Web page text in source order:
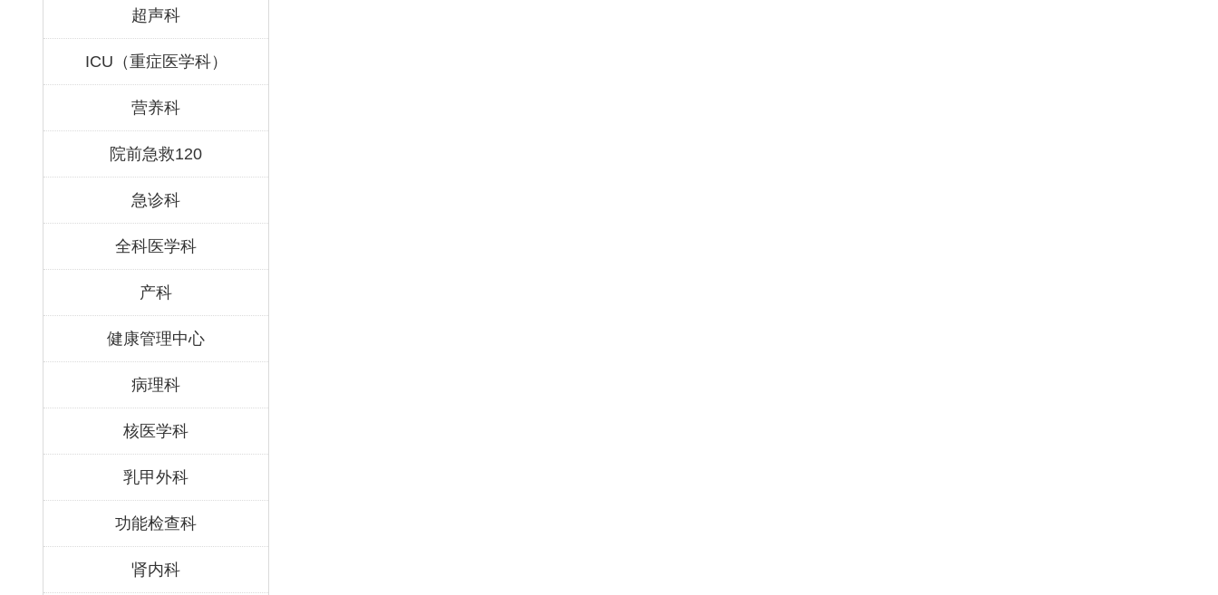
超声科
ICU（重症医学科）
营养科
院前急救120
急诊科
全科医学科
产科
健康管理中心
病理科
核医学科
乳甲外科
功能检查科
肾内科